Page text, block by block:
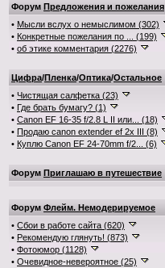
Форум Предложения и пожелания
• Мысли вслух о немыслимом (302)
• Конкретные пожелания по ... (199)
• об этике комментария (2276)
Цифра/Пленка/Оптика/Остальное
• Чистящая салфетка (23)
• Где брать бумагу? (1)
• Canon EF 16-35 f/2.8 L II или... (18)
• Продаю canon extender ef 2x III (8)
• Куплю Canon EF 24-70mm f/2... (6)
Форум Приглашаю в путешествие
Форум Флейм. Немодерируемое
• Сбои в работе сайта (620)
• Рекомендую глянуть! (873)
• Фотоюмор (1128)
• Очевидное-невероятное (25)